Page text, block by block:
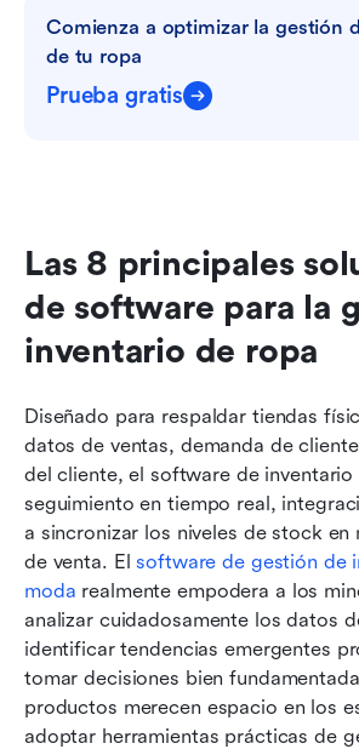
Comienza a optimizar la gestión
de tu ropa
Prueba gratis
Las 8 principales
de software para la
inventario de ropa
Diseñado para respaldar tiendas
datos de ventas, demanda de
del cliente, el software de
seguimiento en tiempo real,
a sincronizar los niveles de stock en
de venta. El software de gestión de
moda realmente empodera a los
analizar cuidadosamente los datos
identificar tendencias emergentes
tomar decisiones bien
productos merecen espacio en los
adoptar herramientas prácticas de